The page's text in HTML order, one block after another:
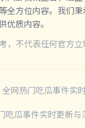
全方位内容。我们
优质内容。
，不代表任何官方立
网热门吃瓜事件实
吃瓜事件实时更新